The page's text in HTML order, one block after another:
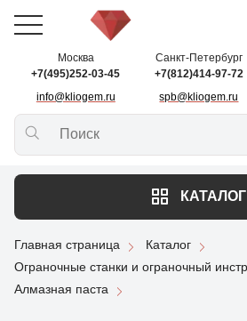
Москва
+7(495)252-03-45
info@kliogem.ru
Санкт-Петербург
+7(812)414-97-72
spb@kliogem.ru
КАТАЛОГ
Главная страница
Каталог
Ограночные станки и ограночный
Алмазная паста